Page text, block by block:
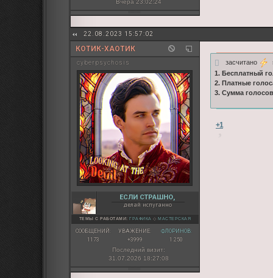
Вчера 23:02:24
22.08.2023 15:57:02
КОТИК-ХАОТИК
cyberpsychosis
ЕСЛИ СТРАШНО,
делай испуганно
ТЕМЫ С РАБОТАМИ:ГРАФИКА ◇МАСТЕРСКАЯ
СООБЩЕНИЙ:
1173
УВАЖЕНИЕ:
+3999
ФЛОРИНОВ:
1 250
Последний визит:
31.07.2026 18:27:08
засчитано
1. Бесплатный
2. Платные
3. Сумма
+1